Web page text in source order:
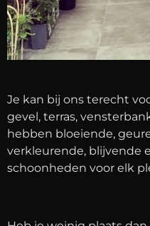
Je kan bij ons terecht
gevel, terras,
hebben bloeiende,
verkleurende, blijvende
schoonheden voor elk